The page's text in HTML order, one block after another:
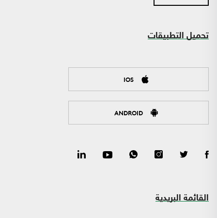
تحميل التطبيقات
IOS
ANDROID
القائمة البريدية